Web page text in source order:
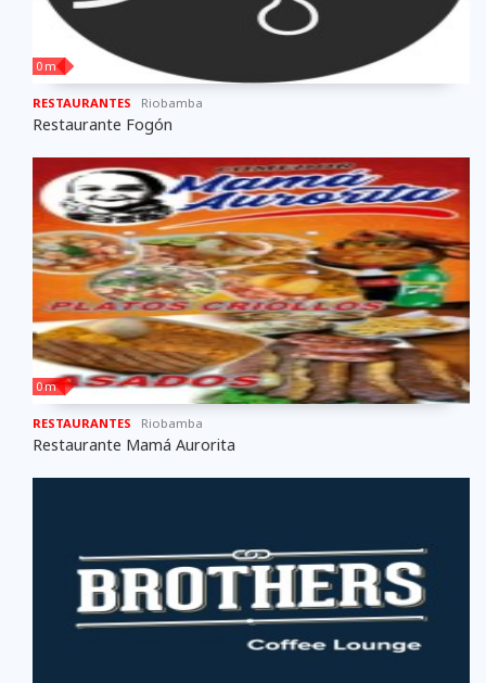
0 m
RESTAURANTES Riobamba
Restaurante Fogón
0 m
RESTAURANTES Riobamba
Restaurante Mamá Aurorita